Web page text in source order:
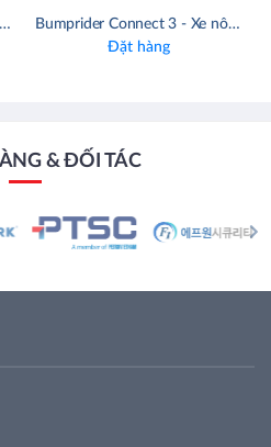
Robot Vận Chuyển KEENON T5
Bumprider Connect 3 - Xe nôi đôi có thể tách rời duy nhất trên Thế giới
Đặt hàng
& ĐỐI TÁC